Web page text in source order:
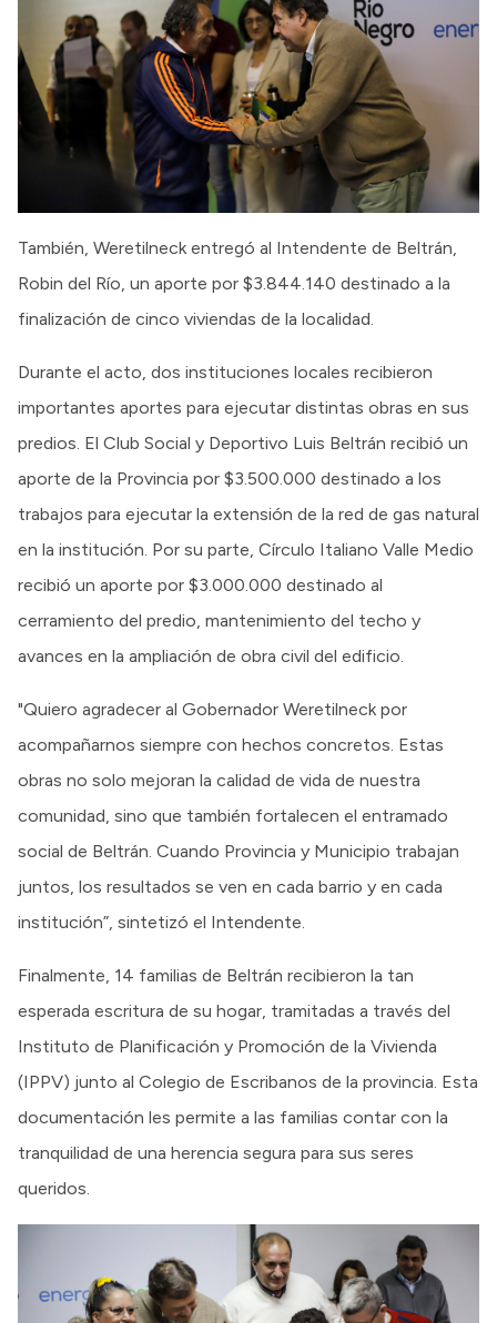
También, Weretilneck entregó al Intendente de Beltrán,
Robin del Río, un aporte por $3.844.140 destinado a la
finalización de cinco viviendas de la localidad.
Durante el acto, dos instituciones locales recibieron
importantes aportes para ejecutar distintas obras en sus
predios. El Club Social y Deportivo Luis Beltrán recibió un
aporte de la Provincia por $3.500.000 destinado a los
trabajos para ejecutar la extensión de la red de gas natural
en la institución. Por su parte, Círculo Italiano Valle Medio
recibió un aporte por $3.000.000 destinado al
cerramiento del predio, mantenimiento del techo y
avances en la ampliación de obra civil del edificio.
"Quiero agradecer al Gobernador Weretilneck por
acompañarnos siempre con hechos concretos. Estas
obras no solo mejoran la calidad de vida de nuestra
comunidad, sino que también fortalecen el entramado
social de Beltrán. Cuando Provincia y Municipio trabajan
juntos, los resultados se ven en cada barrio y en cada
institución”, sintetizó el Intendente.
Finalmente, 14 familias de Beltrán recibieron la tan
esperada escritura de su hogar, tramitadas a través del
Instituto de Planificación y Promoción de la Vivienda
(IPPV) junto al Colegio de Escribanos de la provincia. Esta
documentación les permite a las familias contar con la
tranquilidad de una herencia segura para sus seres
queridos.